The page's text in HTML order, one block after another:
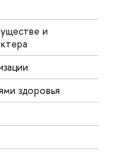
и
здоровья